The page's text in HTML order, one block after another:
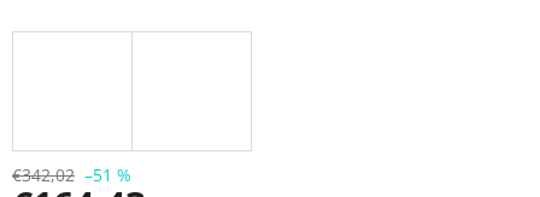
€342,02 –51 %